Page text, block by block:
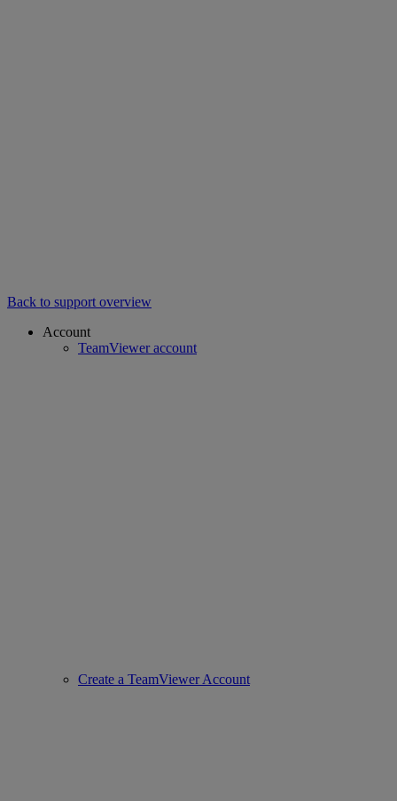
Back to support overview
Account
TeamViewer account
Create a TeamViewer Account